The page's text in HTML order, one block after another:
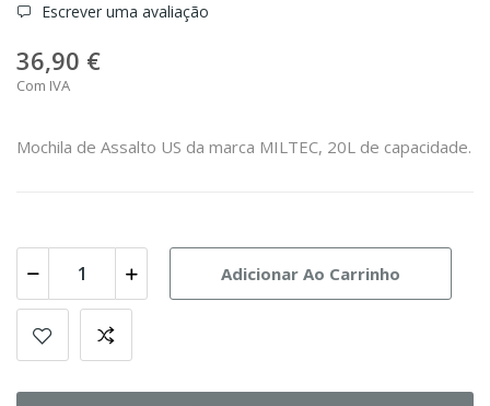
Escrever uma avaliação
36,90 €
Com IVA
Mochila de Assalto US da marca MILTEC, 20L de capacidade.
Adicionar Ao Carrinho